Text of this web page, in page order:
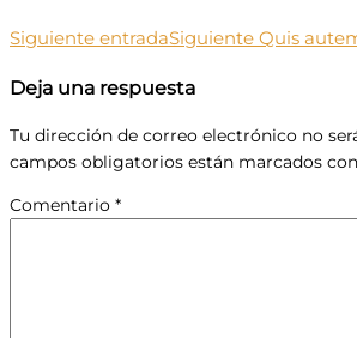
Siguiente entradaSiguiente Quis
Deja una respuesta
Tu dirección de correo electrónico no
campos obligatorios están marcados con
Comentario *